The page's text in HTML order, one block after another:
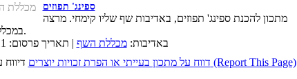
ספינג' תפוזים
מתכון להכנת ספינג' תפוזים, באדיבות שף שליו קימחי. מרצה
במכללת השף.
באדיבות:מכללת השף | תאריך פרסום: 17.09.11
דווח על מתכון בעייתי או הפרת זכויות יוצרים (Report This Page)